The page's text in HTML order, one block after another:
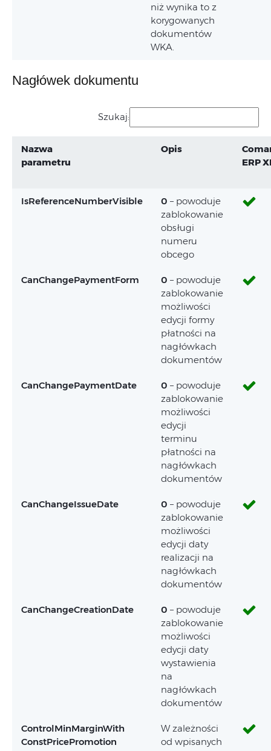
niż wynika to z
korygowanych
dokumentów
WKA.
Nagłówek dokumentu
Szukaj:
Nazwa
parametru
Opis
ERP
IsReferenceNumberVisible 0 – powoduje
zablokowanie
obsługi
numeru
obcego
CanChangePaymentForm 0 – powoduje
zablokowanie
możliwości
edycji formy
płatności na
nagłówkach
dokumentów
CanChangePaymentDate 0 – powoduje
zablokowanie
możliwości
edycji
terminu
płatności na
nagłówkach
dokumentów
CanChangeIssueDate 0 – powoduje
zablokowanie
możliwości
edycji daty
realizacji na
nagłówkach
dokumentów
CanChangeCreationDate 0 – powoduje
zablokowanie
możliwości
edycji daty
wystawienia
na
nagłówkach
dokumentów
ControlMinMarginWith
ConstPricePromotion
W zależności
od wpisanych